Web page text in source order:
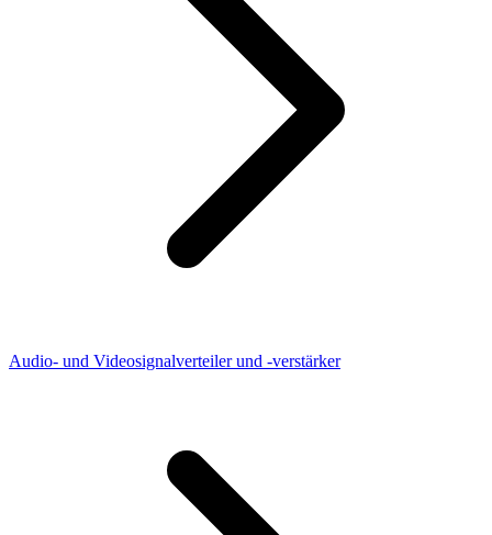
Audio- und Videosignalverteiler und -verstärker